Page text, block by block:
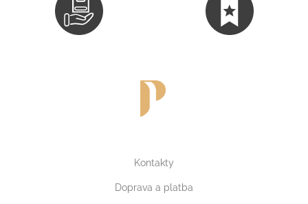
Kontakty
Doprava a platba